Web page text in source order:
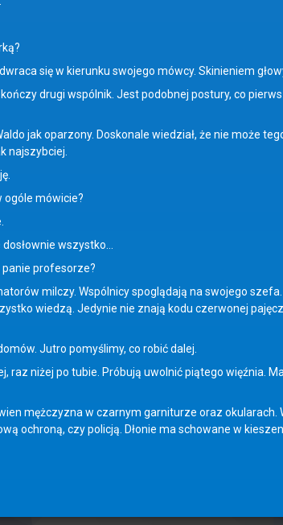
się w kierunku swojego mówcy. Skinieniem
drugi wspólnik. Jest podobnej postury, co
jak oparzony. Doskonale wiedział, że nie może
najszybciej.
mówicie?
wszystko…
profesorze?
milczy. Wspólnicy spoglądają na swojego szefa.
wiedzą. Jedynie nie znają kodu czerwonej
Jutro pomyślimy, co robić dalej.
niżej po tubie. Próbują uwolnić piątego więźnia.
mężczyzna w czarnym garniturze oraz okularach.
ochroną, czy policją. Dłonie ma schowane w